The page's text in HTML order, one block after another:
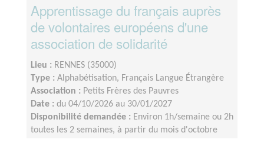
Apprentissage du français auprès
de volontaires européens d'une
association de solidarité
Lieu : RENNES (35000)
Type : Alphabétisation, Français Langue Étrangère
Association : Petits Frères des Pauvres
Date : du 04/10/2026 au 30/01/2027
Disponibilité demandée : Environ 1h/semaine ou 2h
toutes les 2 semaines, à partir du mois d'octobre